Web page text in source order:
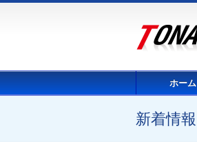
ホーム
新着情報